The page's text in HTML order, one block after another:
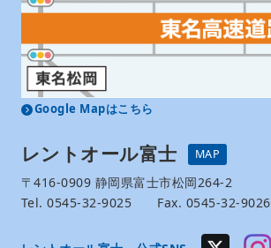
Google Mapはこちら
レントオール富士 MAP
〒416-0909 静岡県富士市松岡264-2
Tel. 0545-32-9025 Fax. 0545-32-9026